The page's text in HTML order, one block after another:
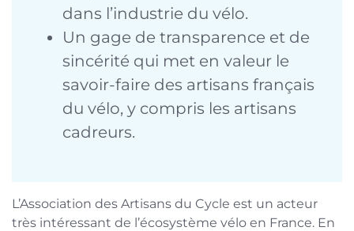
dans l’industrie du vélo.
Un gage de transparence et de
sincérité qui met en valeur le
savoir-faire des artisans français
du vélo, y compris les artisans
cadreurs.
L’Association des Artisans du Cycle est un acteur
très intéressant de l’écosystème vélo en France. En